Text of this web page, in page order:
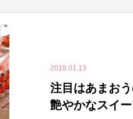
2018.01.13
注目はあまお
艶やかなスイ